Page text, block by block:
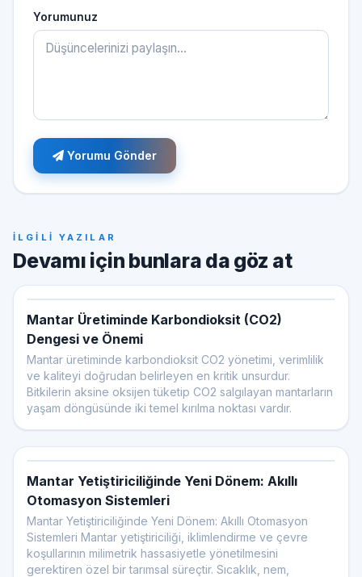
Yorumunuz
Yorumu Gönder
İLGİLİ YAZILAR
Devamı için bunlara da göz at
Mantar Üretiminde Karbondioksit (CO2)
Dengesi ve Önemi
Mantar üretiminde karbondioksit CO2 yönetimi, verimlilik
ve kaliteyi doğrudan belirleyen en kritik unsurdur.
Bitkilerin aksine oksijen tüketip CO2 salgılayan mantarların
yaşam döngüsünde iki temel kırılma noktası vardır.
Mantar Yetiştiriciliğinde Yeni Dönem: Akıllı
Otomasyon Sistemleri
Mantar Yetiştiriciliğinde Yeni Dönem: Akıllı Otomasyon
Sistemleri Mantar yetiştiriciliği, iklimlendirme ve çevre
koşullarının milimetrik hassasiyetle yönetilmesini
gerektiren özel bir tarımsal süreçtir. Sıcaklık, nem,